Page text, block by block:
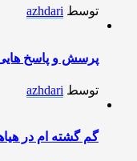
توسط azhdari
پرسش و پاسخ
توسط azhdari
گم گشته ام در